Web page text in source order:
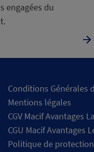
engagées du
Conditions Générales
Mentions légales
CGV Macif Avantages
CGU Macif Avantages
Politique de